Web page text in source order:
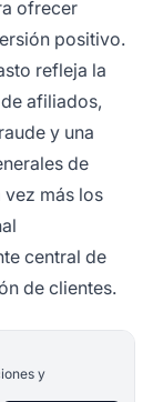
ofrecer
positivo.
refleja la
afiliados,
y una
de
más los
central de
de clientes.
y